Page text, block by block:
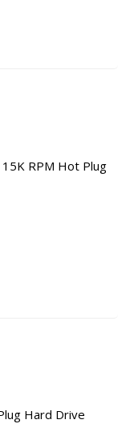
15K RPM Hot Plug
Hard Drive